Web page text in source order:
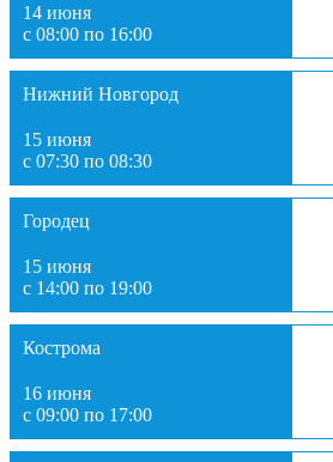
14 июня
с 08:00 по 16:00
Нижний Новгород
15 июня
с 07:30 по 08:30
Городец
15 июня
с 14:00 по 19:00
Кострома
16 июня
с 09:00 по 17:00